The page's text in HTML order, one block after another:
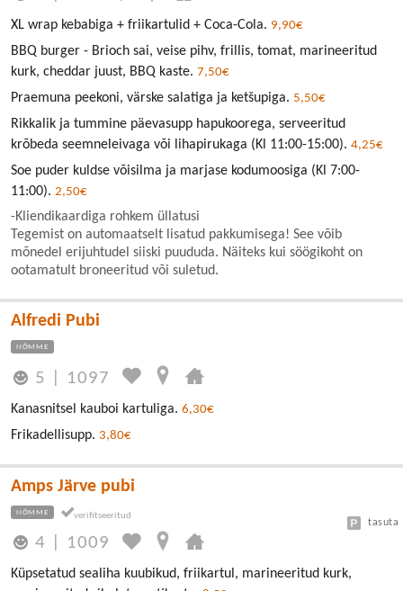
XL wrap kebabiga + friikartulid + Coca-Cola. 9,90€
BBQ burger - Brioch sai, veise pihv, frillis, tomat, marineeritud
kurk, cheddar juust, BBQ kaste. 7,50€
Praemuna peekoni, värske salatiga ja ketšupiga. 5,50€
Rikkalik ja tummine päevasupp hapukoorega, serveeritud
krõbeda seemneleivaga või lihapirukaga (Kl 11:00-15:00). 4,25€
Soe puder kuldse võisilma ja marjase kodumoosiga (Kl 7:00-
11:00). 2,50€
-Kliendikaardiga rohkem üllatusi
Tegemist on automaatselt lisatud pakkumisega! See võib
mõnedel erijuhtudel siiski puududa. Näiteks kui söögikoht on
ootamatult broneeritud või suletud.
Alfredi Pubi
NÕMME
5 1097
Kanasnitsel kauboi kartuliga. 6,30€
Frikadellisupp. 3,80€
Amps Järve pubi
NÕMME
4 1009
tasuta
Küpsetatud sealiha kuubikud, friikartul, marineeritud kurk,